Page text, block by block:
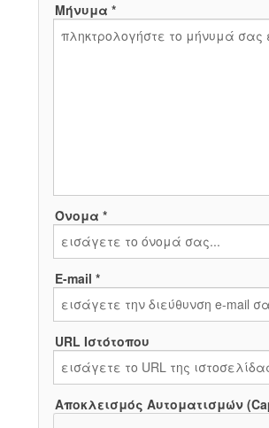
Μήνυμα *
Όνομα *
E-mail *
URL Ιστότοπου
Αποκλεισμός Αυτοματισμών